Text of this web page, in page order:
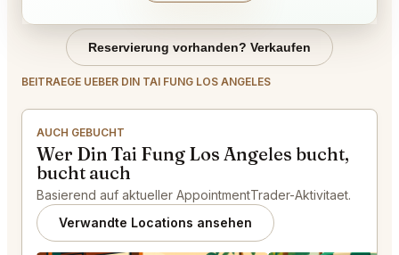
Reservierung vorhanden? Verkaufen
BEITRAEGE UEBER DIN TAI FUNG LOS ANGELES
AUCH GEBUCHT
Wer Din Tai Fung Los Angeles bucht,
bucht auch
Basierend auf aktueller AppointmentTrader-Aktivitaet.
Verwandte Locations ansehen